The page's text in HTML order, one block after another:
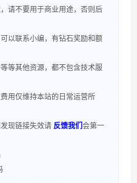
请不要用于商业用途，否则后
以联系小编，有钻石奖励和额
等其他资源，都不包含技术服
用仅维持本站的日常运营所
现链接失效请 反馈我们 会第一